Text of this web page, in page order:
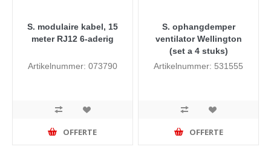
S. modulaire kabel, 15
meter RJ12 6-aderig
Artikelnummer: 073790
OFFERTE
S. ophangdemper
ventilator Wellington
(set a 4 stuks)
Artikelnummer: 531555
OFFERTE